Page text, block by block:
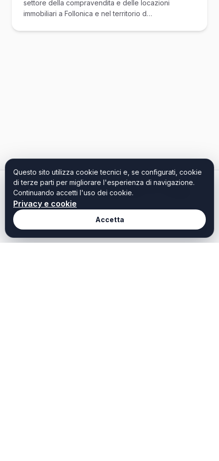
settore della compravendita e delle locazioni
immobiliari a Follonica e nel territorio d…
Arrivo
9 ago 2026
Partenza
15 ago 2026
Ospiti
Modifica
Seleziona almeno una struttura
Questo sito utilizza cookie tecnici e, se configurati, cookie
di terze parti per migliorare l'esperienza di navigazione.
Continuando accetti l'uso dei cookie.
Privacy e cookie
Accetta